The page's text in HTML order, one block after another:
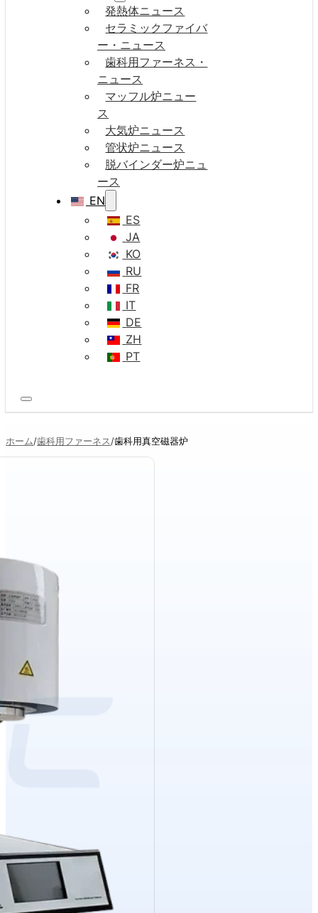
発熱体ニュース
セラミックファイバ
ー・ニュース
歯科用ファーネス・
ニュース
マッフル炉ニュー
ス
大気炉ニュース
管状炉ニュース
脱バインダー炉ニュ
ース
EN
ES
JA
KO
RU
FR
IT
DE
ZH
PT
ホーム 歯科用ファーネス 歯科用真空磁器炉